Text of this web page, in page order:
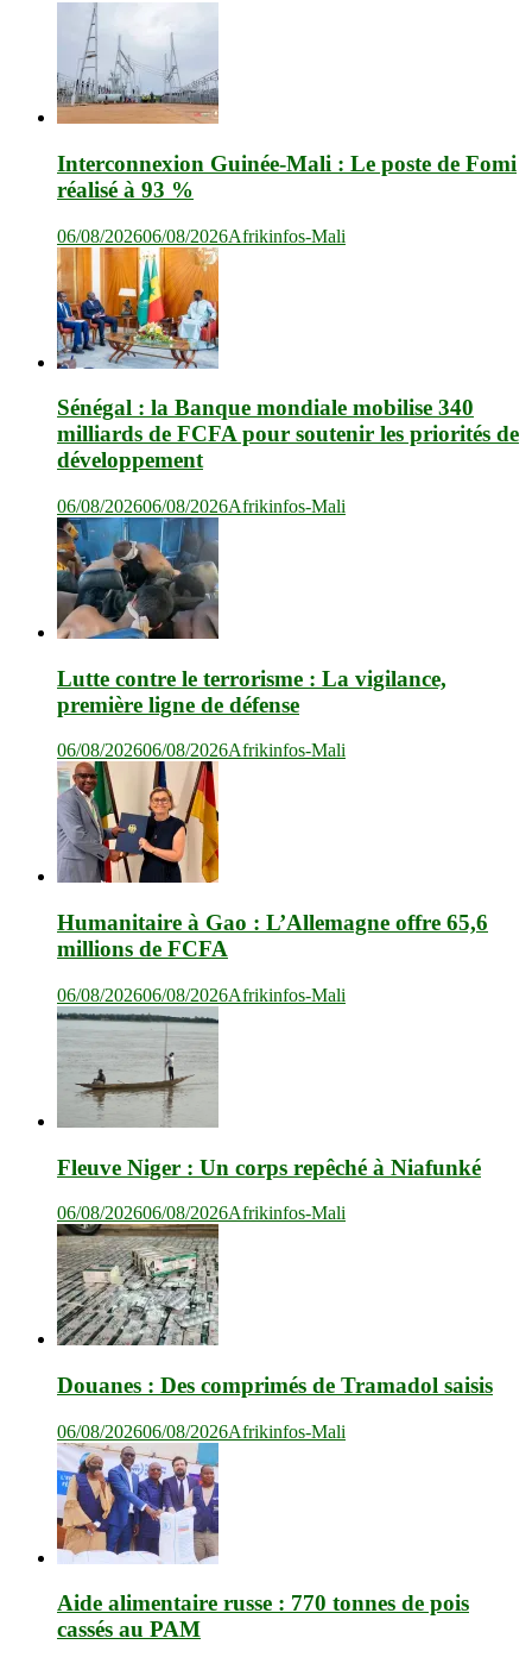
Interconnexion Guinée-Mali : Le poste de Fomi
réalisé à 93 %
06/08/202606/08/2026Afrikinfos-Mali
Sénégal : la Banque mondiale mobilise 340
milliards de FCFA pour soutenir les priorités de
développement
06/08/202606/08/2026Afrikinfos-Mali
Lutte contre le terrorisme : La vigilance,
première ligne de défense
06/08/202606/08/2026Afrikinfos-Mali
Humanitaire à Gao : L’Allemagne offre 65,6
millions de FCFA
06/08/202606/08/2026Afrikinfos-Mali
Fleuve Niger : Un corps repêché à Niafunké
06/08/202606/08/2026Afrikinfos-Mali
Douanes : Des comprimés de Tramadol saisis
06/08/202606/08/2026Afrikinfos-Mali
Aide alimentaire russe : 770 tonnes de pois
cassés au PAM